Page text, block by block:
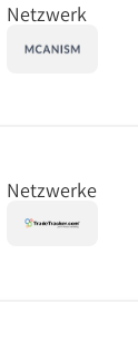
Netzwerk
Netzwerke